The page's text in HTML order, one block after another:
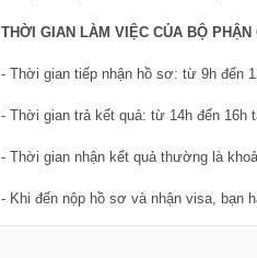
THỜI GIAN LÀM VIỆC CỦA BỘ PHẬN
- Thời gian tiếp nhận hồ sơ: từ 9h đến
- Thời gian trả kết quả: từ 14h đến
- Thời gian nhận kết quả thường là
- Khi đến nộp hồ sơ và nhận visa, bạn